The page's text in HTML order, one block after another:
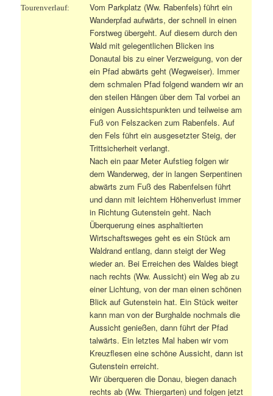
Tourenverlauf:
Vom Parkplatz (Ww. Rabenfels) führt ein
Wanderpfad aufwärts, der schnell in einen
Forstweg übergeht. Auf diesem durch den
Wald mit gelegentlichen Blicken ins
Donautal bis zu einer Verzweigung, von der
ein Pfad abwärts geht (Wegweiser). Immer
dem schmalen Pfad folgend wandern wir an
den steilen Hängen über dem Tal vorbei an
einigen Aussichtspunkten und teilweise am
Fuß von Felszacken zum Rabenfels. Auf
den Fels führt ein ausgesetzter Steig, der
Trittsicherheit verlangt.
Nach ein paar Meter Aufstieg folgen wir
dem Wanderweg, der in langen Serpentinen
abwärts zum Fuß des Rabenfelsen führt
und dann mit leichtem Höhenverlust immer
in Richtung Gutenstein geht. Nach
Überquerung eines asphaltierten
Wirtschaftsweges geht es ein Stück am
Waldrand entlang, dann steigt der Weg
wieder an. Bei Erreichen des Waldes biegt
nach rechts (Ww. Aussicht) ein Weg ab zu
einer Lichtung, von der man einen schönen
Blick auf Gutenstein hat. Ein Stück weiter
kann man von der Burghalde nochmals die
Aussicht genießen, dann führt der Pfad
talwärts. Ein letztes Mal haben wir vom
Kreuzflesen eine schöne Aussicht, dann ist
Gutenstein erreicht.
Wir überqueren die Donau, biegen danach
rechts ab (Ww. Thiergarten) und folgen jetzt